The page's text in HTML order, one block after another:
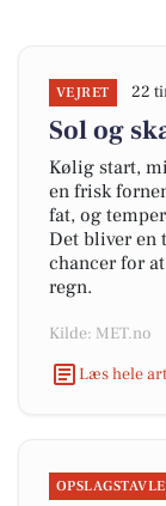
VEJRET 22
Sol og
Kølig start,
en frisk
fat, og
Det bliver en
chancer for
regn.
Kilde: MET.no
Læs hele